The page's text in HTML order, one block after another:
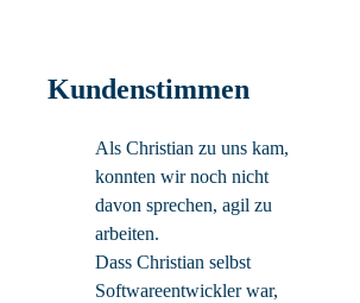
Kundenstimmen
Als Christian zu uns kam,
konnten wir noch nicht
davon sprechen, agil zu
arbeiten.
Dass Christian selbst
Softwareentwickler war,